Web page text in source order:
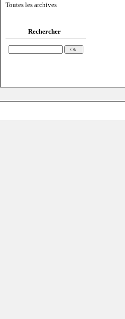
Toutes les archives
Rechercher